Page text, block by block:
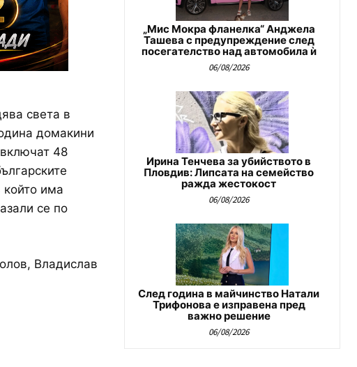
света в
домакини
48
който има
се по
Владислав
„Мис Мокра фланелка“ Анджела
Ташева с предупреждение след
посегателство над автомобила ѝ
06/08/2026
Ирина Тенчева за убийството в
Пловдив: Липсата на семейство
ражда жестокост
06/08/2026
След година в майчинство Натали
Трифонова е изправена пред
важно решение
06/08/2026